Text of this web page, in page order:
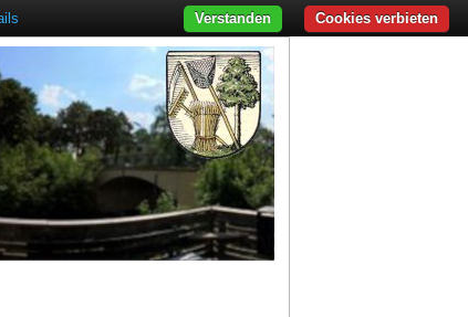
Cookies verbieten
Verstanden